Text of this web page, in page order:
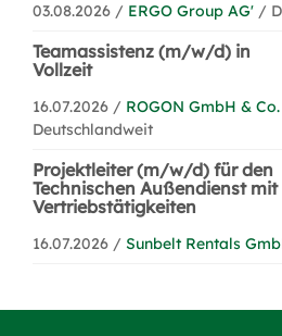
03.08.2026 / ERGO Group AG' /
Teamassistenz (m/w/d) in
Vollzeit
16.07.2026 / ROGON GmbH &
Deutschlandweit
Projektleiter (m/w/d) für den
Technischen Außendienst mit
Vertriebstätigkeiten
16.07.2026 / Sunbelt Rentals